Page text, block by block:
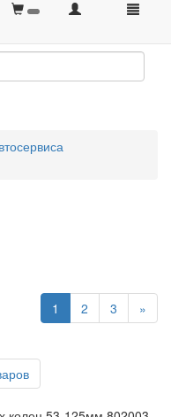
646-08-66
1
2 3 »